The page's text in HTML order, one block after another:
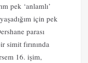
pek ‘anlamlı’
için pek
parası
simit fırınında
16. işim,